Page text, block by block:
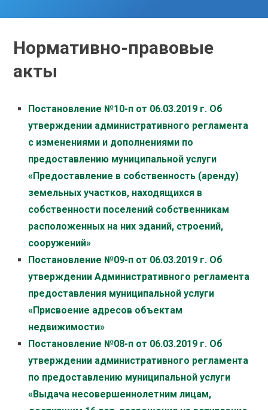
Нормативно-правовые
акты
Постановление №10-п от 06.03.2019 г. Об
утверждении административного регламента
с изменениями и дополнениями по
предоставлению муниципальной услуги
«Предоставление в собственность (аренду)
земельных участков, находящихся в
собственности поселений собственникам
расположенных на них зданий, строений,
сооружений»
Постановление №09-п от 06.03.2019 г. Об
утверждении Административного регламента
предоставления муниципальной услуги
«Присвоение адресов объектам
недвижимости»
Постановление №08-п от 06.03.2019 г. Об
утверждении административного регламента
по предоставлению муниципальной услуги
«Выдача несовершеннолетним лицам,